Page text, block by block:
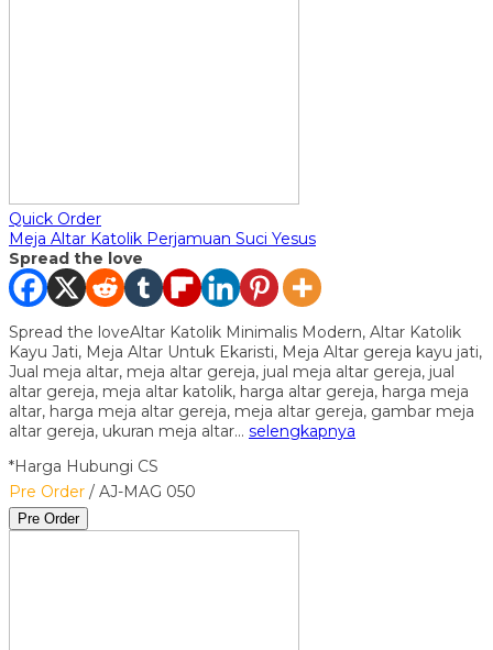
Quick Order
Meja Altar Katolik Perjamuan Suci Yesus
Spread the love
Spread the loveAltar Katolik Minimalis Modern, Altar Katolik
Kayu Jati, Meja Altar Untuk Ekaristi, Meja Altar gereja kayu jati,
Jual meja altar, meja altar gereja, jual meja altar gereja, jual
altar gereja, meja altar katolik, harga altar gereja, harga meja
altar, harga meja altar gereja, meja altar gereja, gambar meja
altar gereja, ukuran meja altar… selengkapnya
*Harga Hubungi CS
Pre Order / AJ-MAG 050
Pre Order